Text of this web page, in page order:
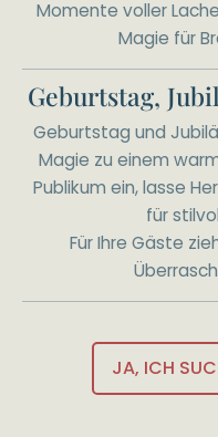
Momente voller
Magie für
Geburtstag,
Geburtstag und
Magie zu einem
Publikum ein, lasse
für
Für Ihre Gäste
JA, ICH